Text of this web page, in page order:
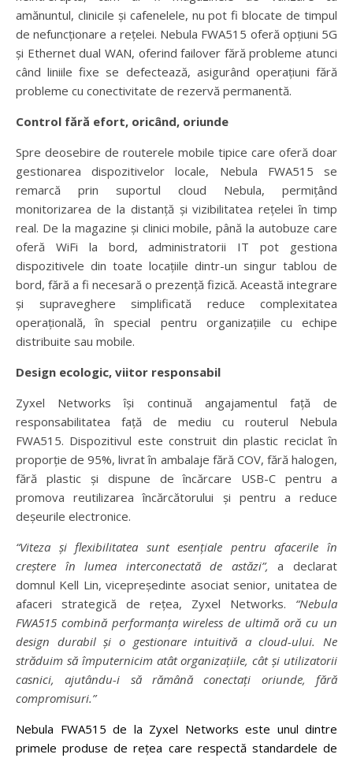
amănuntul, clinicile și cafenelele, nu pot fi blocate de timpul
de nefuncționare a rețelei. Nebula FWA515 oferă opțiuni 5G
și Ethernet dual WAN, oferind failover fără probleme atunci
când liniile fixe se defectează, asigurând operațiuni fără
probleme cu conectivitate de rezervă permanentă.
Control fără efort, oricând, oriunde
Spre deosebire de routerele mobile tipice care oferă doar
gestionarea dispozitivelor locale, Nebula FWA515 se
remarcă prin suportul cloud Nebula, permițând
monitorizarea de la distanță și vizibilitatea rețelei în timp
real. De la magazine și clinici mobile, până la autobuze care
oferă WiFi la bord, administratorii IT pot gestiona
dispozitivele din toate locațiile dintr-un singur tablou de
bord, fără a fi necesară o prezență fizică. Această integrare
și supraveghere simplificată reduce complexitatea
operațională, în special pentru organizațiile cu echipe
distribuite sau mobile.
Design ecologic, viitor responsabil
Zyxel Networks își continuă angajamentul față de
responsabilitatea față de mediu cu routerul Nebula
FWA515. Dispozitivul este construit din plastic reciclat în
proporție de 95%, livrat în ambalaje fără COV, fără halogen,
fără plastic și dispune de încărcare USB-C pentru a
promova reutilizarea încărcătorului și pentru a reduce
deșeurile electronice.
“Viteza și flexibilitatea sunt esențiale pentru afacerile în
creștere în lumea interconectată de astăzi”, a declarat
domnul Kell Lin, vicepreședinte asociat senior, unitatea de
afaceri strategică de rețea, Zyxel Networks. “Nebula
FWA515 combină performanța wireless de ultimă oră cu un
design durabil și o gestionare intuitivă a cloud-ului. Ne
străduim să împuternicim atât organizațiile, cât și utilizatorii
casnici, ajutându-i să rămână conectați oriunde, fără
compromisuri.”
Nebula FWA515 de la Zyxel Networks este unul dintre
primele produse de rețea care respectă standardele de